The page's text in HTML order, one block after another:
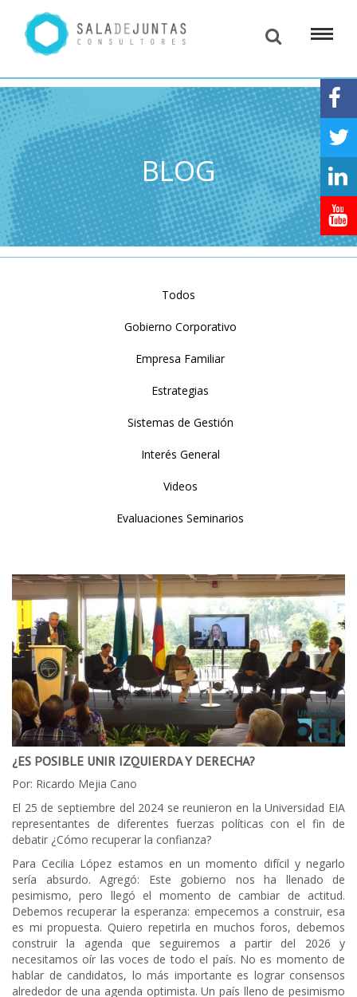
BLOG
Todos
Gobierno Corporativo
Empresa Familiar
Estrategias
Sistemas de Gestión
Interés General
Videos
Evaluaciones Seminarios
¿ES POSIBLE UNIR IZQUIERDA Y DERECHA?
Por: Ricardo Mejia Cano
El 25 de septiembre del 2024 se reunieron en la Universidad EIA
representantes de diferentes fuerzas políticas con el fin de
debatir ¿Cómo recuperar la confianza?
Para Cecilia López estamos en un momento difícil y negarlo
sería absurdo. Agregó: Este gobierno nos ha llenado de
pesimismo, pero llegó el momento de cambiar de actitud.
Debemos recuperar la esperanza: empecemos a construir, esa
es mi propuesta. Quiero repetirla en muchos foros, debemos
construir la agenda que seguiremos a partir del 2026 y
necesitamos oír las voces de todo el país. No es momento de
hablar de candidatos, lo más importante es lograr consensos
alrededor de una agenda optimista. Un país lleno de pesimismo